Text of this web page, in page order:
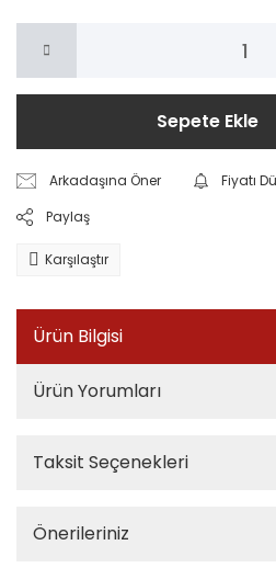
Sepete Ekle
Arkadaşına Öner
Fiyatı
Paylaş
Karşılaştır
Ürün Bilgisi
Ürün Yorumları
Taksit Seçenekleri
Önerileriniz